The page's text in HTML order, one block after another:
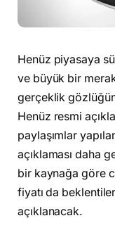
Henüz piyasaya
ve büyük bir
gerçeklik
Henüz resmi
paylaşımlar
açıklaması daha
bir kaynağa göre
fiyatı da
açıklanacak.